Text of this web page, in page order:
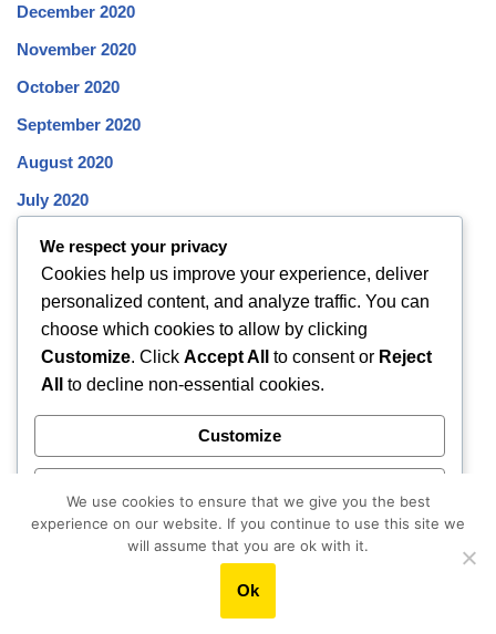
December 2020
November 2020
October 2020
September 2020
August 2020
July 2020
June 2020
May 2020
April 2020
March 2020
February 2020
December 2019
November 2019
October 2019
We respect your privacy
Cookies help us improve your experience, deliver
personalized content, and analyze traffic. You can
choose which cookies to allow by clicking
Customize. Click Accept All to consent or Reject
All
to decline non-essential cookies.
Customize
Accept All
We use cookies to ensure that we give you the best
experience on our website. If you continue to use this site we
will assume that you are ok with it.
Ok